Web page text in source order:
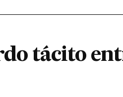
tácito